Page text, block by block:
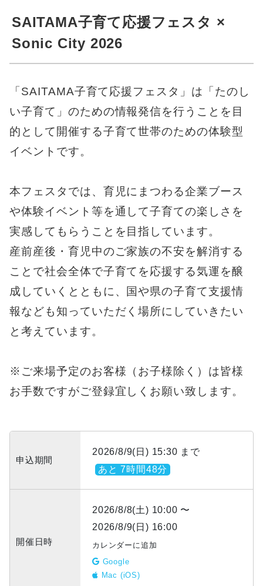
SAITAMA子育て応援フェスタ ×
Sonic City 2026
「SAITAMA子育て応援フェスタ」は「たのし
い子育て」のための情報発信を行うことを目
的として開催する子育て世帯のための体験型
イベントです。
本フェスタでは、育児にまつわる企業ブース
や体験イベント等を通して子育ての楽しさを
実感してもらうことを目指しています。
産前産後・育児中のご家族の不安を解消する
ことで社会全体で子育てを応援する気運を醸
成していくとともに、国や県の子育て支援情
報なども知っていただく場所にしていきたい
と考えています。
※ご来場予定のお客様（お子様除く）は皆様
お手数ですがご登録宜しくお願い致します。
申込期間
2026/8/9(日) 15:30 まで
あと 7時間48分
開催日時
2026/8/8(土) 10:00 〜
2026/8/9(日) 16:00
カレンダーに追加
Google
Mac (iOS)